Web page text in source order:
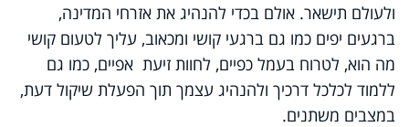
ולעולם תישאר. אולם בכדי להנהיג את אזרחי המדינה,
ברגעים יפים כמו גם ברגעי קושי ומכאוב, עליך לטעום קושי
מה הוא, לטרוח בעמל כפיים, לחוות זיעת אפיים, כמו גם
ללמוד לכלכל דרכיך ולהנהיג עצמך תוך הפעלת שיקול דעת,
במצבים משתנים.